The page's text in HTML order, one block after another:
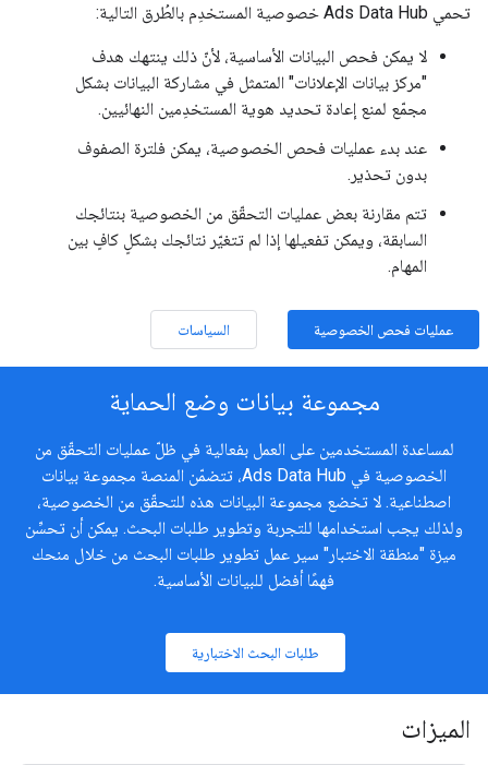
تحمي Ads Data Hub خصوصية المستخدِم بالطُرق التالية:
لا يمكن فحص البيانات الأساسية، لأنّ ذلك ينتهك هدف
"مركز بيانات الإعلانات" المتمثل في مشاركة البيانات بشكل
مجمّع لمنع إعادة تحديد هوية المستخدِمين النهائيين.
عند بدء عمليات فحص الخصوصية، يمكن فلترة الصفوف
بدون تحذير.
تتم مقارنة بعض عمليات التحقّق من الخصوصية بنتائجك
السابقة، ويمكن تفعيلها إذا لم تتغيّر نتائجك بشكلٍ كافٍ بين
المهام.
عمليات فحص الخصوصية السياسات
مجموعة بيانات وضع الحماية
لمساعدة المستخدمين على العمل بفعالية في ظلّ عمليات التحقّق من
الخصوصية في Ads Data Hub، تتضمّن المنصة مجموعة بيانات
اصطناعية. لا تخضع مجموعة البيانات هذه للتحقّق من الخصوصية،
ولذلك يجب استخدامها للتجربة وتطوير طلبات البحث. يمكن أن تحسِّن
ميزة "منطقة الاختبار" سير عمل تطوير طلبات البحث من خلال منحك
فهمًا أفضل للبيانات الأساسية.
طلبات البحث الاختبارية
الميزات